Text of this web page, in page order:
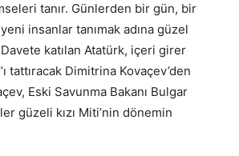
tanır. Günlerden bir gün, bir
insanlar tanımak adına güzel
katılan Atatürk, içeri girer
tattıracak Dimitrina Kovaçev’den
Eski Savunma Bakanı Bulgar
güzeli kızı Miti’nin dönemin